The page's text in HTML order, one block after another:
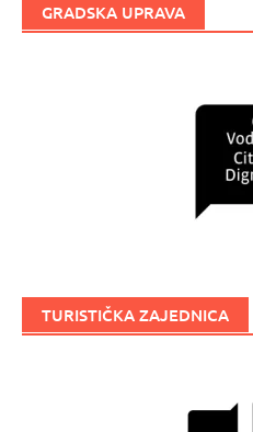
GRADSKA UPRAVA
TURISTIČKA ZAJEDNICA